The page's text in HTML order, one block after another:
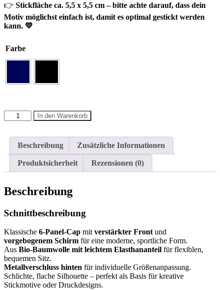
👉 Stickfläche ca. 5,5 x 5,5 cm – bitte achte darauf, dass dein
Motiv möglichst einfach ist, damit es optimal gestickt werden
kann. 💛
Farbe
Cap
Cotton
Menge
In den Warenkorb
Beschreibung Zusätzliche Informationen
Produktsicherheit Rezensionen (0)
Beschreibung
Schnittbeschreibung
Klassische 6-Panel-Cap mit verstärkter Front und
vorgebogenem Schirm für eine moderne, sportliche Form.
Aus Bio-Baumwolle mit leichtem Elasthananteil für flexiblen,
bequemen Sitz.
Metallverschluss hinten für individuelle Größenanpassung.
Schlichte, flache Silhouette – perfekt als Basis für kreative
Stickmotive oder Druckdesigns.